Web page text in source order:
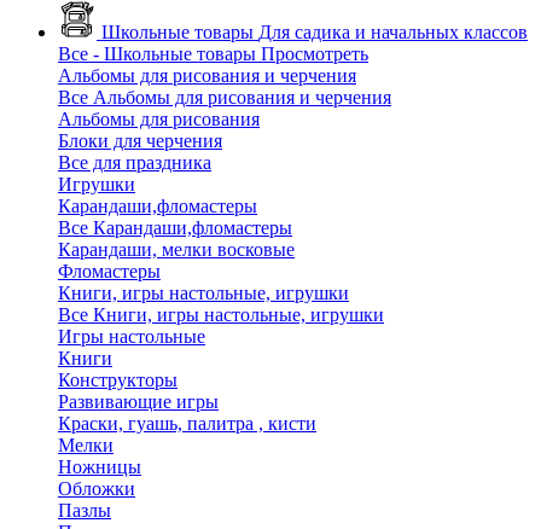
Школьные товары Для садика и начальных классов
Все - Школьные товары Просмотреть
Альбомы для рисования и черчения
Все Альбомы для рисования и черчения
Альбомы для рисования
Блоки для черчения
Все для праздника
Игрушки
Карандаши,фломастеры
Все Карандаши,фломастеры
Карандаши, мелки восковые
Фломастеры
Книги, игры настольные, игрушки
Все Книги, игры настольные, игрушки
Игры настольные
Книги
Конструкторы
Развивающие игры
Краски, гуашь, палитра , кисти
Мелки
Ножницы
Обложки
Пазлы